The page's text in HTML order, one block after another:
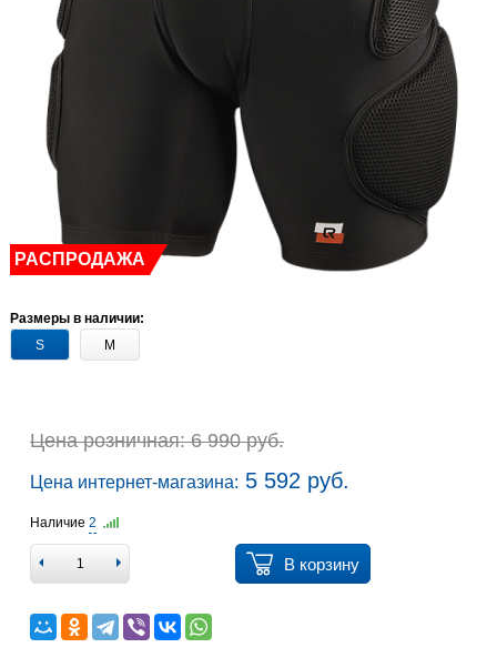
РАСПРОДАЖА
Размеры в наличии:
S
M
Цена розничная: 6 990 руб.
Цена интернет-магазина: 5 592 руб.
Наличие 2
В корзину